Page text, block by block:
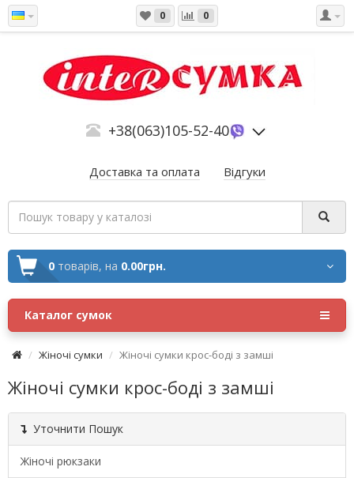
0 0
+38(063)105-52-40
Доставка та оплата Відгуки
0 товарів, на 0.00грн.
Каталог сумок
Жіночі сумки Жіночі сумки крос-боді з замші
Жіночі сумки крос-боді з замші
Уточнити Пошук
Жіночі рюкзаки